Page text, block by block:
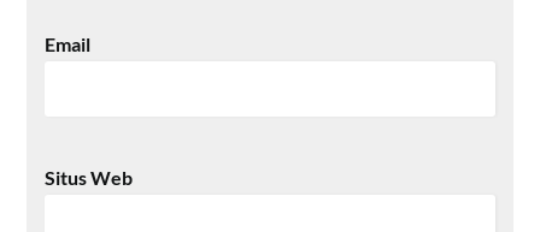
Email
Situs Web